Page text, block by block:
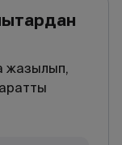
жазылып,